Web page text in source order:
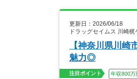
更新日：2026/06/18
ドラッグセイムス 川崎
【神奈川県川
魅力◎
注目ポイント 年収800万